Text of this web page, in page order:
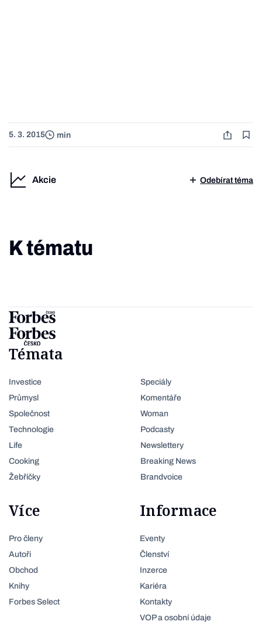
5. 3. 2015 min
Akcie Odebírat téma
K tématu
Témata
Investice
Průmysl
Společnost
Technologie
Life
Cooking
Žebříčky
Speciály
Komentáře
Woman
Podcasty
Newslettery
Breaking News
Brandvoice
Více
Pro členy
Autoři
Obchod
Knihy
Forbes Select
Informace
Eventy
Členství
Inzerce
Kariéra
Kontakty
VOP a osobní údaje